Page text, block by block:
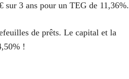
sur 3 ans pour un TEG de 11,36%.
de prêts. Le capital et la
!